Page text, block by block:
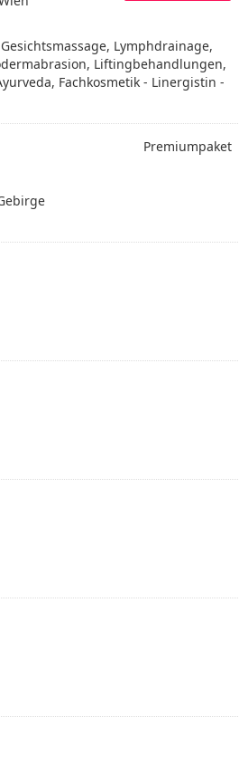
Lymphdrainage,
Liftingbehandlungen,
Fachkosmetik - Linergistin -
Premiumpaket